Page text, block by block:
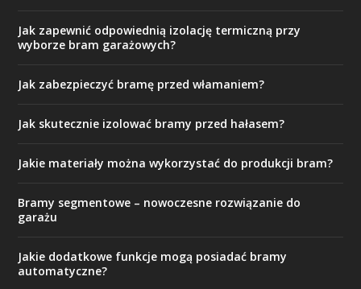
Jak zapewnić odpowiednią izolację termiczną przy
wyborze bram garażowych?
Jak zabezpieczyć bramę przed włamaniem?
Jak skutecznie izolować bramy przed hałasem?
Jakie materiały można wykorzystać do produkcji bram?
Bramy segmentowe – nowoczesne rozwiązanie do
garażu
Jakie dodatkowe funkcje mogą posiadać bramy
automatyczne?